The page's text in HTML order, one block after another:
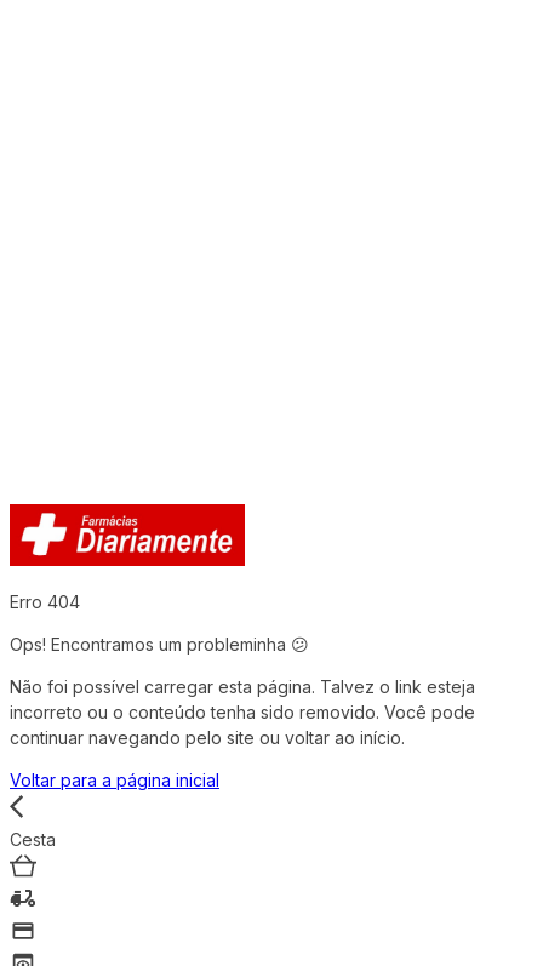
Erro 404
Ops! Encontramos um probleminha 😕
Não foi possível carregar esta página. Talvez o link esteja
incorreto ou o conteúdo tenha sido removido. Você pode
continuar navegando pelo site ou voltar ao início.
Voltar para a página inicial
Cesta